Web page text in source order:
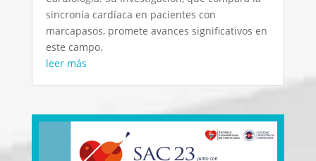
sincronía cardíaca en pacientes con
marcapasos, promete avances significativos en
este campo.
leer más